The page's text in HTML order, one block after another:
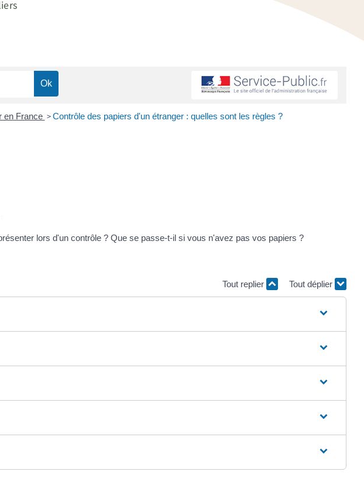
en France > Contrôle des papiers d'un étranger : quelles sont les règles ?
lors d'un contrôle ? Que se passe-t-il si vous n'avez pas vos papiers ?
Tout replier Tout déplier